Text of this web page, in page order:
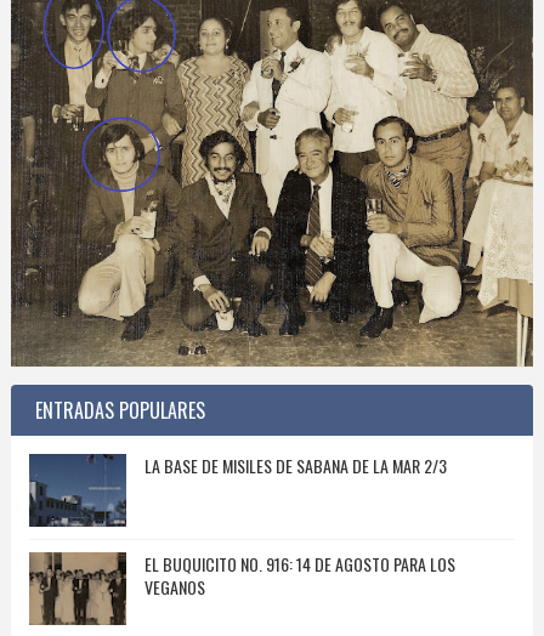
ENTRADAS POPULARES
LA BASE DE MISILES DE SABANA DE LA MAR 2/3
EL BUQUICITO NO. 916: 14 DE AGOSTO PARA LOS
VEGANOS